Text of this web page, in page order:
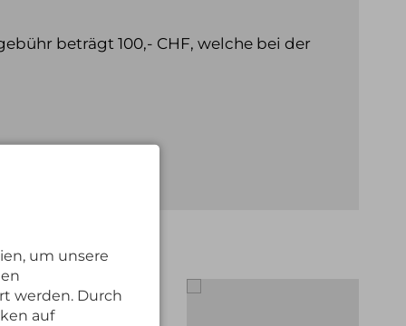
beträgt 100,- CHF, welche bei der
um unsere
werden. Durch
auf